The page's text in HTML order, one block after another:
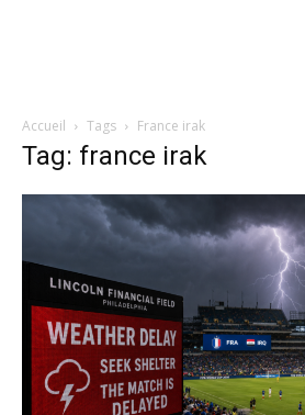
Accueil Tags France irak
Tag: france irak